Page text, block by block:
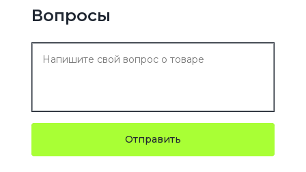
Вопросы
Отправить